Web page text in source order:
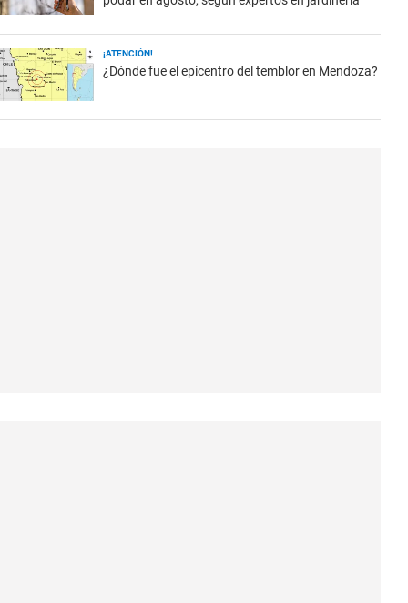
¡ATENCIÓN!
¿Dónde fue el epicentro del temblor en Mendoza?